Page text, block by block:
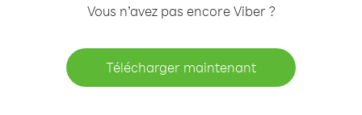
Vous n’avez pas encore Viber ?
Télécharger maintenant